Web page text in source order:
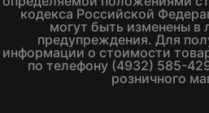
кодекса Российской
могут быть изменены в
предупреждения. Для
информации о стоимости
по телефону (4932) 585-
розничного